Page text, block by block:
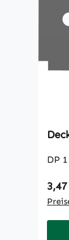
DP 1